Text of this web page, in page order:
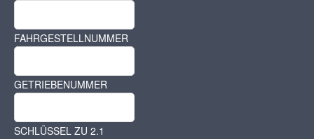
FAHRGESTELLNUMMER
GETRIEBENUMMER
SCHLÜSSEL ZU 2.1